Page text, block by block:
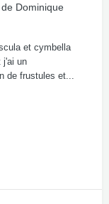
Dominique
et cymbella
j'ai un
de frustules et...